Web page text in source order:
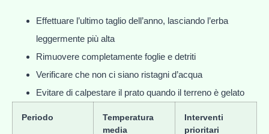
Effettuare l’ultimo taglio dell’anno, lasciando l’erba
leggermente più alta
Rimuovere completamente foglie e detriti
Verificare che non ci siano ristagni d’acqua
Evitare di calpestare il prato quando il terreno è gelato
Periodo
Temperatura
media
Interventi
prioritari